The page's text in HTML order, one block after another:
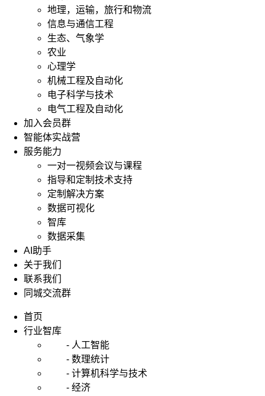
地理，运输，旅行和物流
信息与通信工程
生态、气象学
农业
心理学
机械工程及自动化
电子科学与技术
电气工程及自动化
加入会员群
智能体实战营
服务能力
一对一视频会议与课程
指导和定制技术支持
定制解决方案
数据可视化
智库
数据采集
AI助手
关于我们
联系我们
同城交流群
首页
行业智库
- 人工智能
- 数理统计
- 计算机科学与技术
- 经济